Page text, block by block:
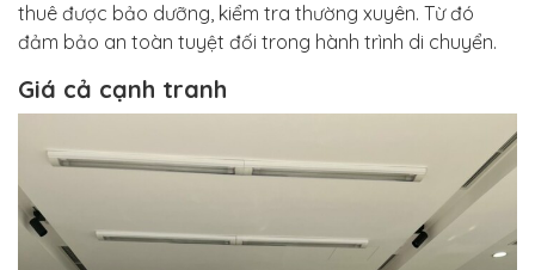
thuê được bảo dưỡng, kiểm tra thường xuyên. Từ đó
đảm bảo an toàn tuyệt đối trong hành trình di chuyển.
Giá cả cạnh tranh